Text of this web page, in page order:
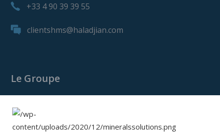
+33 4 90 39 39 55
clientshms@haladjian.com
Le Groupe
Haladjian Mining